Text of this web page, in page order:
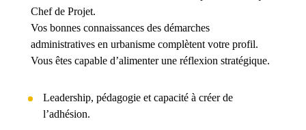
Chef de Projet.
Vos bonnes connaissances des démarches
administratives en urbanisme complètent votre profil.
Vous êtes capable d’alimenter une réflexion stratégique.
Leadership, pédagogie et capacité à créer de
l’adhésion.